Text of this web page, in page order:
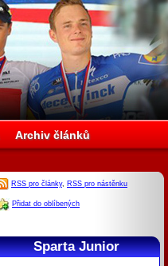
Archiv článků
RSS pro články, RSS pro nástěnku
Přidat do oblíbených
Sparta Junior